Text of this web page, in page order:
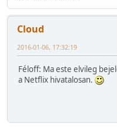
Cloud
2016-01-06, 17:32:19
Féloff: Ma este elvileg
a Netflix hivatalosan.